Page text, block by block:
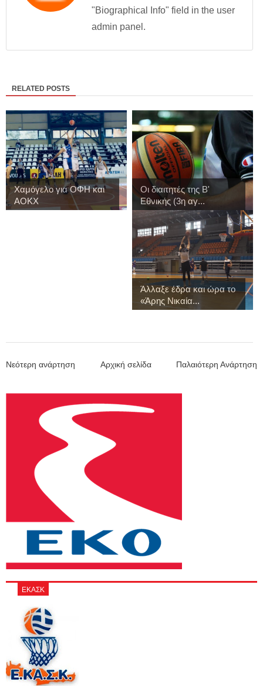
"Biographical Info" field in the user
admin panel.
RELATED POSTS
Χαμόγελο για ΟΦΗ και
ΑΟΚΧ
Οι διαιτητές της Β'
Εθνικής (3η αγ...
Άλλαξε έδρα και ώρα το
«Άρης Νικαία...
Νεότερη ανάρτηση Παλαιότερη Ανάρτηση
Αρχική σελίδα
ΕΚΑΣΚ